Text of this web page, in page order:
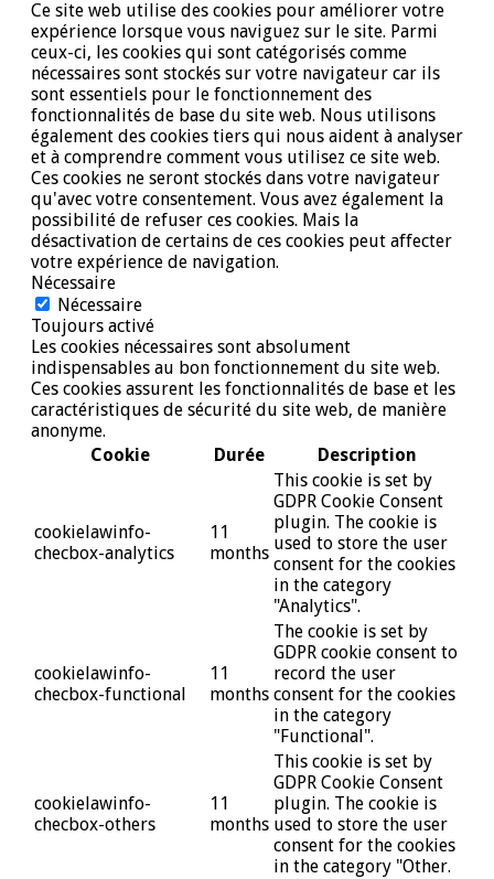
Ce site web utilise des cookies pour améliorer votre
expérience lorsque vous naviguez sur le site. Parmi
ceux-ci, les cookies qui sont catégorisés comme
nécessaires sont stockés sur votre navigateur car ils
sont essentiels pour le fonctionnement des
fonctionnalités de base du site web. Nous utilisons
également des cookies tiers qui nous aident à analyser
et à comprendre comment vous utilisez ce site web.
Ces cookies ne seront stockés dans votre navigateur
qu'avec votre consentement. Vous avez également la
possibilité de refuser ces cookies. Mais la
désactivation de certains de ces cookies peut affecter
votre expérience de navigation.
Nécessaire
Nécessaire
Toujours activé
Les cookies nécessaires sont absolument
indispensables au bon fonctionnement du site web.
Ces cookies assurent les fonctionnalités de base et les
caractéristiques de sécurité du site web, de manière
anonyme.
Cookie
Durée Description
cookielawinfo-
checbox-analytics
11
months
This cookie is set by
GDPR Cookie Consent
plugin. The cookie is
used to store the user
consent for the cookies
in the category
"Analytics".
cookielawinfo-
checbox-functional
11
months
The cookie is set by
GDPR cookie consent to
record the user
consent for the cookies
in the category
"Functional".
cookielawinfo-
checbox-others
11
months
This cookie is set by
GDPR Cookie Consent
plugin. The cookie is
used to store the user
consent for the cookies
in the category "Other.